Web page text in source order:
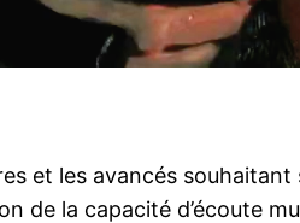
et les avancés
de la capacité d’écoute